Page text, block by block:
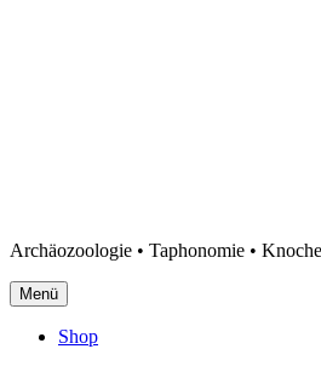
Archäozoologie • Taphonomie •
Menü
Shop